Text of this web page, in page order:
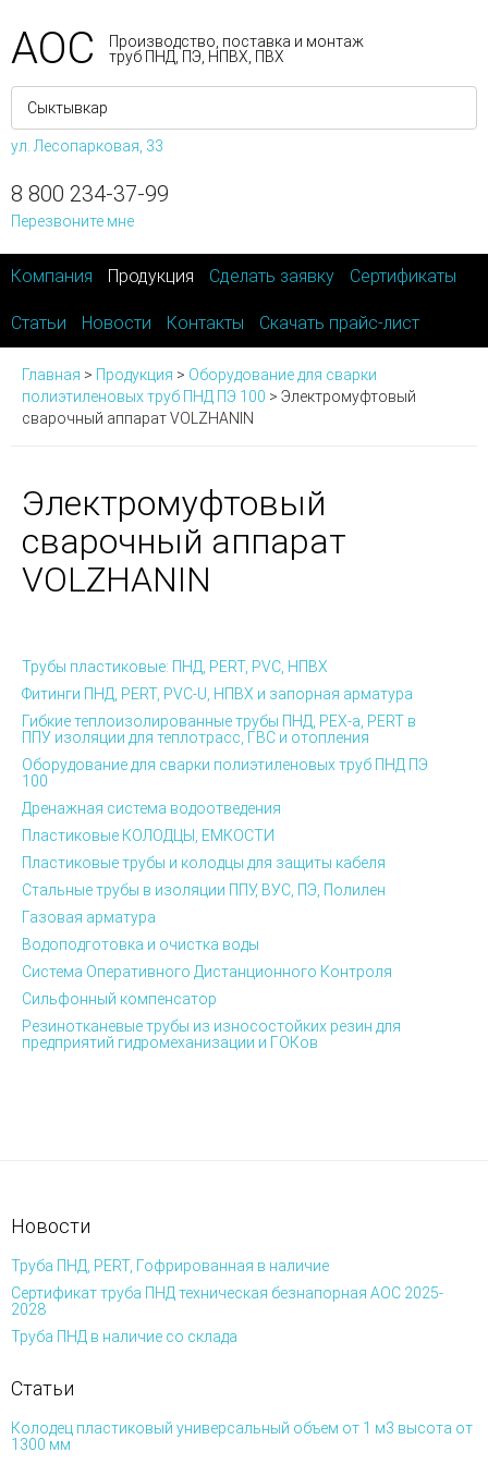
АОС
Производство, поставка и монтаж
труб ПНД, ПЭ, НПВХ, ПВХ
ул. Лесопарковая, 33
8 800 234-37-99
Перезвоните мне
Компания Продукция Сделать заявку Сертификаты
Статьи Новости Контакты Скачать прайс-лист
Главная > Продукция > Оборудование для сварки
полиэтиленовых труб ПНД ПЭ 100 > Электромуфтовый
сварочный аппарат VOLZHANIN
Электромуфтовый
сварочный аппарат
VOLZHANIN
Трубы пластиковые: ПНД, PERT, PVC, НПВХ
Фитинги ПНД, PERT, PVC-U, НПВХ и запорная арматура
Гибкие теплоизолированные трубы ПНД, PEX-а, PERT в
ППУ изоляции для теплотрасс, ГВС и отопления
Оборудование для сварки полиэтиленовых труб ПНД ПЭ
100
Дренажная система водоотведения
Пластиковые КОЛОДЦЫ, ЕМКОСТИ
Пластиковые трубы и колодцы для защиты кабеля
Стальные трубы в изоляции ППУ, ВУС, ПЭ, Полилен
Газовая арматура
Водоподготовка и очистка воды
Система Оперативного Дистанционного Контроля
Сильфонный компенсатор
Резинотканевые трубы из износостойких резин для
предприятий гидромеханизации и ГОКов
Новости
Труба ПНД, PERT, Гофрированная в наличие
Сертификат труба ПНД техническая безнапорная АОС 2025-
2028
Труба ПНД в наличие со склада
Статьи
Колодец пластиковый универсальный объем от 1 м3 высота от
1300 мм